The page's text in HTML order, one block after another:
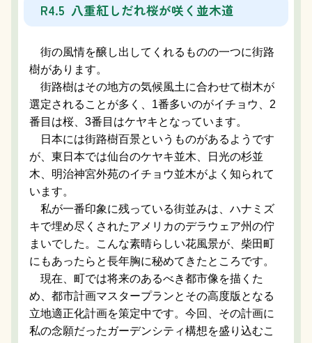
R4.5 八重紅しだれ桜が咲く並木道
街の風情を醸し出してくれるものの一つに街路
樹があります。
街路樹はその地方の気候風土に合わせて樹木が
選定されることが多く、1番多いのがイチョウ、2
番目は桜、3番目はケヤキとなっています。
日本には街路樹百景というものがあるようです
が、東日本では仙台のケヤキ並木、日光の杉並
木、明治神宮外苑のイチョウ並木がよく知られて
います。
私が一番印象に残っている街並みは、ハナミズ
キで埋め尽くされたアメリカのデラウェア州の佇
まいでした。こんな素晴らしい花風景が、柴田町
にもあったらと長年胸に秘めてきたところです。
現在、町では将来のあるべき都市像を描くた
め、都市計画マスタープランとその高度版となる
立地適正化計画を策定中です。今回、その計画に
私の念願だったガーデンシティ構想を盛り込むこ